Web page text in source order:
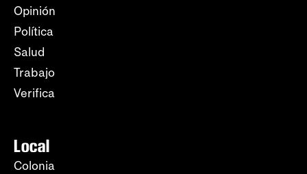
Opinión
Política
Salud
Trabajo
Verifica
Local
Colonia